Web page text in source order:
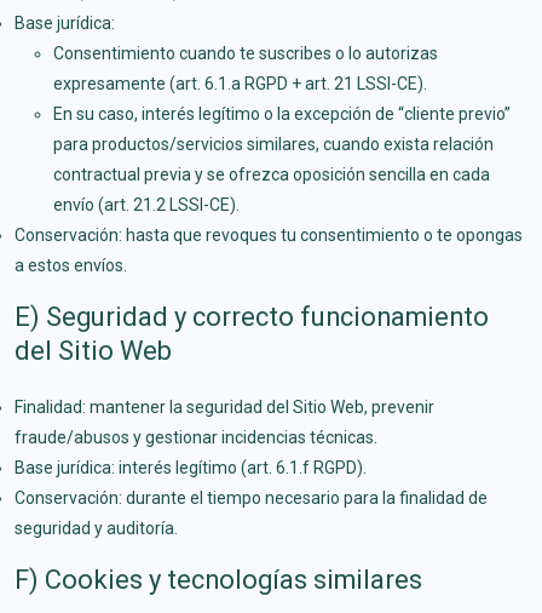
Base jurídica:
Consentimiento cuando te suscribes o lo autorizas
expresamente (art. 6.1.a RGPD + art. 21 LSSI-CE).
En su caso, interés legítimo o la excepción de “cliente previo”
para productos/servicios similares, cuando exista relación
contractual previa y se ofrezca oposición sencilla en cada
envío (art. 21.2 LSSI-CE).
Conservación: hasta que revoques tu consentimiento o te opongas
a estos envíos.
E) Seguridad y correcto funcionamiento
del Sitio Web
Finalidad: mantener la seguridad del Sitio Web, prevenir
fraude/abusos y gestionar incidencias técnicas.
Base jurídica: interés legítimo (art. 6.1.f RGPD).
Conservación: durante el tiempo necesario para la finalidad de
seguridad y auditoría.
F) Cookies y tecnologías similares